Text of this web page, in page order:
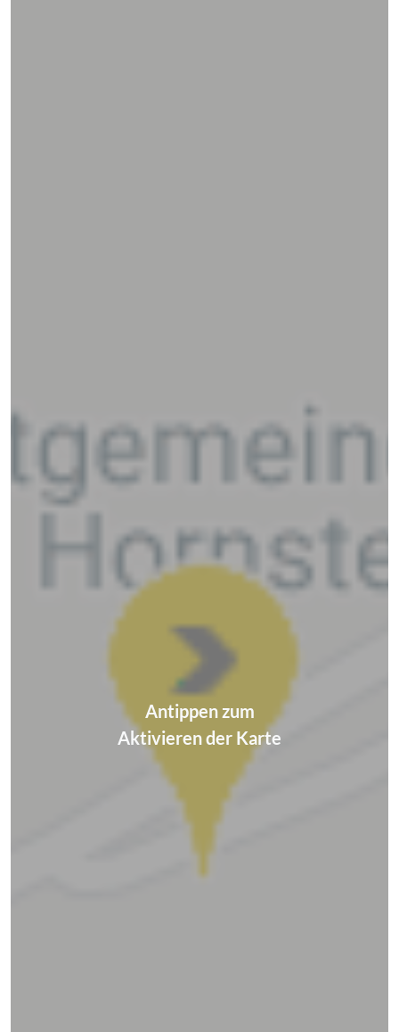
Antippen zum
Aktivieren der Karte